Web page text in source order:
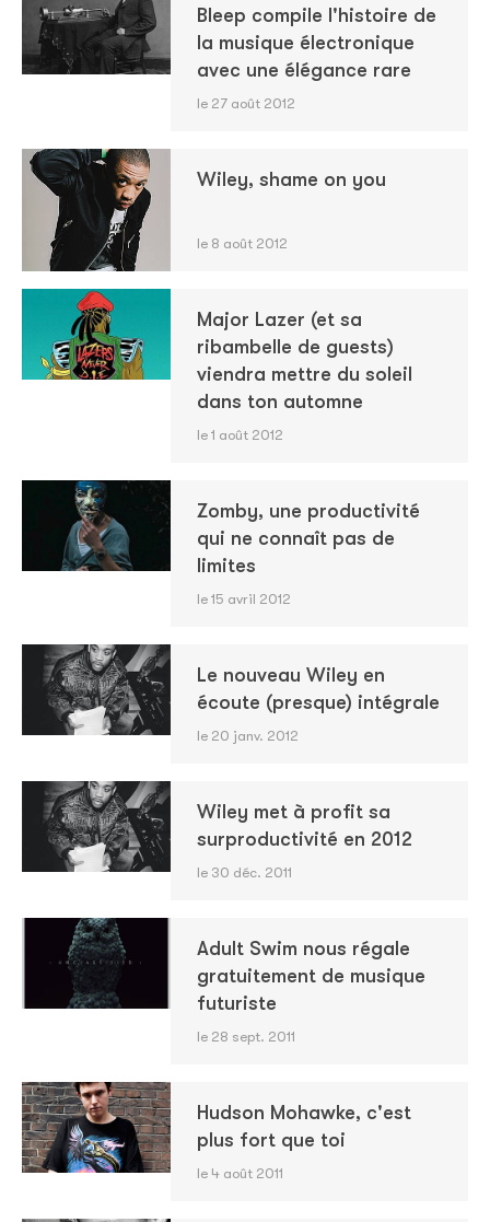
Bleep compile l'histoire de
la musique électronique
avec une élégance rare
le 27 août 2012
Wiley, shame on you
le 8 août 2012
Major Lazer (et sa
ribambelle de guests)
viendra mettre du soleil
dans ton automne
le 1 août 2012
Zomby, une productivité
qui ne connaît pas de
limites
le 15 avril 2012
Le nouveau Wiley en
écoute (presque) intégrale
le 20 janv. 2012
Wiley met à profit sa
surproductivité en 2012
le 30 déc. 2011
Adult Swim nous régale
gratuitement de musique
futuriste
le 28 sept. 2011
Hudson Mohawke, c'est
plus fort que toi
le 4 août 2011